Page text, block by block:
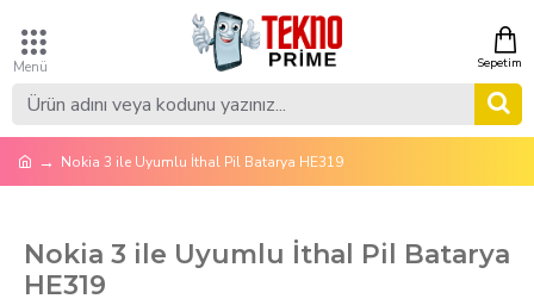
Nokia 3 ile Uyumlu İthal Pil Batarya HE319
Nokia 3 ile Uyumlu İthal Pil Batarya
HE319